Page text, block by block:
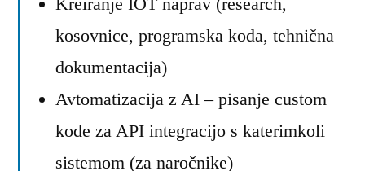
kosovnice, programska koda, tehnična
dokumentacija)
Avtomatizacija z AI – pisanje custom
kode za API integracijo s katerimkoli
sistemom (za naročnike)